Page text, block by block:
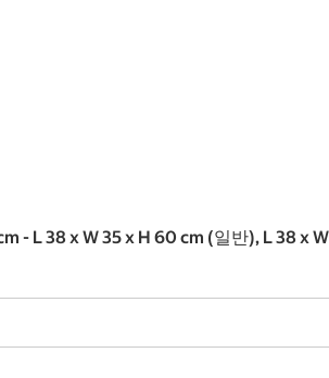
- L 38 x W 35 x H 60 cm (일반), L 38 x